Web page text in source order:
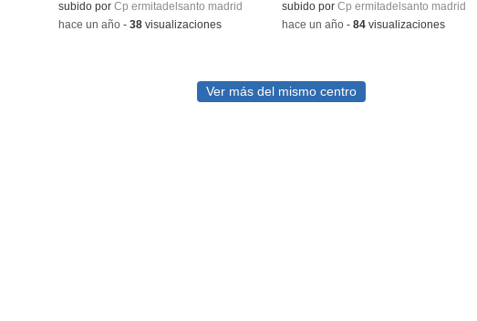
Contenido educativo.
subido por Cp ermitadelsanto madrid
-hace un año- 38visualizaciones
Contenido educativo.
subido por Cp ermitadelsanto madrid
-hace un año- 84visualizaciones
Ver más del mismo centro